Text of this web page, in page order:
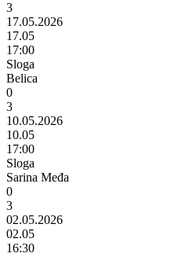
3
17.05.2026
17.05
17:00
Sloga
Belica
0
3
10.05.2026
10.05
17:00
Sloga
Sarina Međa
0
3
02.05.2026
02.05
16:30